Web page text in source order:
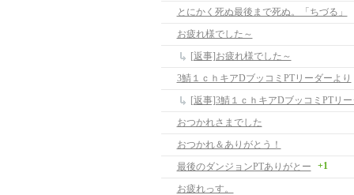
とにかく死ぬ最後まで死ぬ。「ちづる」
お疲れ様でした～
[返事]お疲れ様でした～
3鯖１ｃｈキアDブッコミPTリーダーより
[返事]3鯖１ｃｈキアDブッコミPTリ
おつかれさまでした
おつかれ＆ありがとう！
最後のダンジョンPTありがとー
+1
お疲れっす。